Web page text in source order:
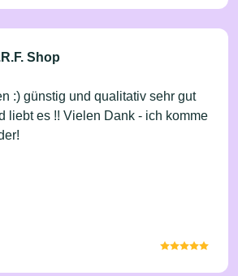
Wir gehen jetzt öfter in
Gaststätte.
Shop
:) günstig und qualitativ sehr gut
Dank - ich komme